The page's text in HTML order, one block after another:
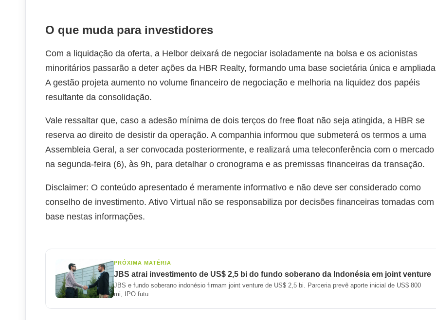
O que muda para investidores
Com a liquidação da oferta, a Helbor deixará de negociar isoladamente na bolsa e os acionistas
minoritários passarão a deter ações da HBR Realty, formando uma base societária única e
A gestão projeta aumento no volume financeiro de negociação e melhoria na liquidez dos papéis
resultante da consolidação.
Vale ressaltar que, caso a adesão mínima de dois terços do free float não seja atingida, a HBR se
reserva ao direito de desistir da operação. A companhia informou que submeterá os termos a uma
Assembleia Geral, a ser convocada posteriormente, e realizará uma teleconferência com o mercado
na segunda-feira (6), às 9h, para detalhar o cronograma e as premissas financeiras da transação.
Disclaimer: O conteúdo apresentado é meramente informativo e não deve ser considerado como
conselho de investimento. Ativo Virtual não se responsabiliza por decisões financeiras tomadas com
base nestas informações.
PRÓXIMA MATÉRIA
JBS atrai investimento de US$ 2,5 bi do fundo soberano da Indonésia em joint venture
JBS e fundo soberano indonésio firmam joint venture de US$ 2,5 bi. Parceria prevê aporte inicial de US$ 800
mi, IPO futu